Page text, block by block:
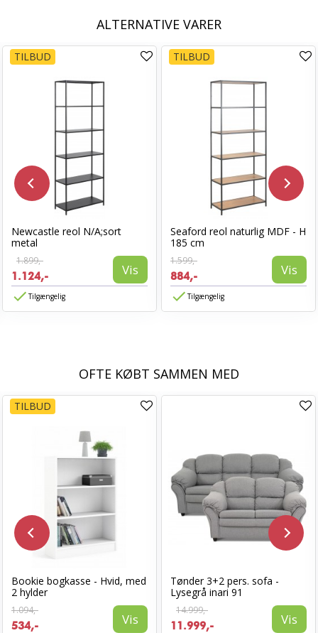
ALTERNATIVE VARER
TILBUD
Newcastle reol N/A;sort
metal
1.899,-
1.124,- Vis
Tilgængelig
TILBUD
Seaford reol naturlig MDF - H
185 cm
1.599,-
884,- Vis
Tilgængelig
OFTE KØBT SAMMEN MED
TILBUD
Bookie bogkasse - Hvid, med
2 hylder
1.094,-
534,- Vis
Tønder 3+2 pers. sofa -
Lysegrå inari 91
14.999,-
11.999,- Vis